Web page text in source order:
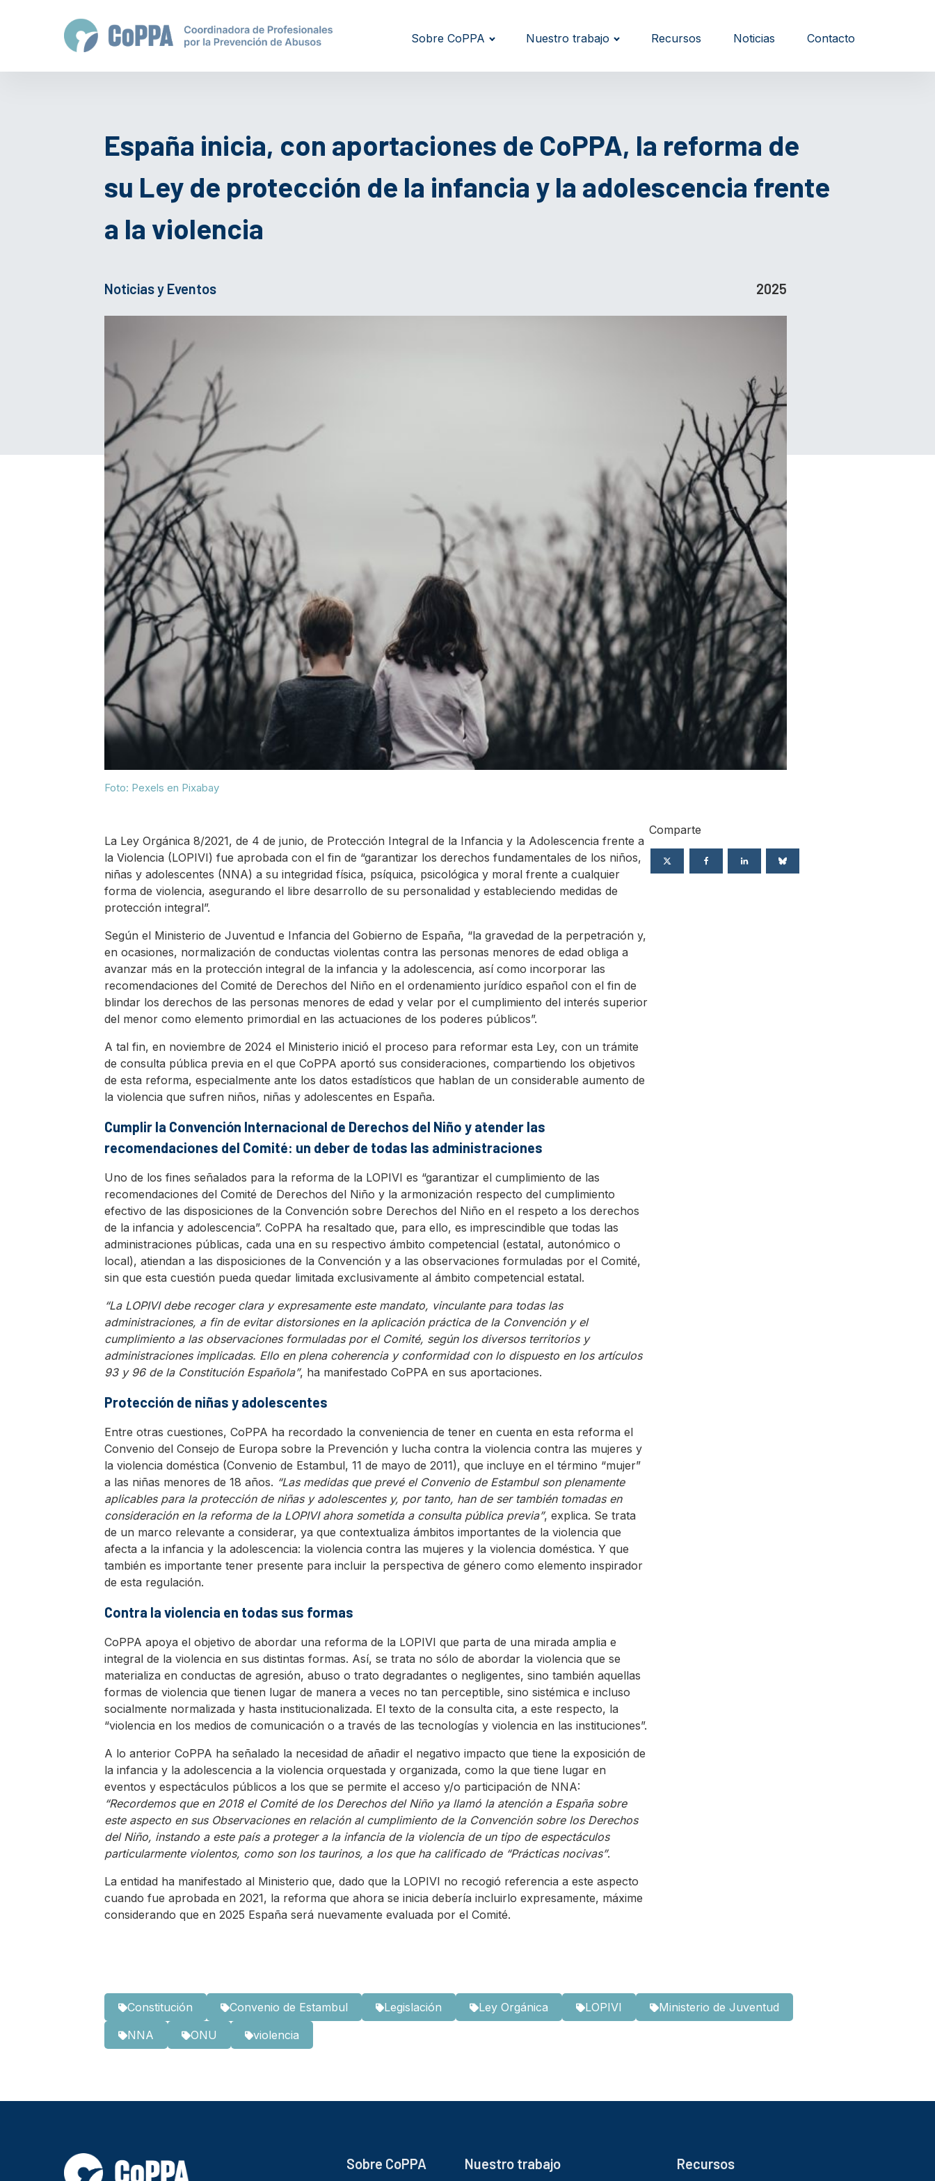
Sobre CoPPA Nuestro trabajo Recursos Noticias Contacto
España inicia, con aportaciones de CoPPA, la reforma de
su Ley de protección de la infancia y la adolescencia frente
a la violencia
Noticias y Eventos 2025
Foto: Pexels en Pixabay
La Ley Orgánica 8/2021, de 4 de junio, de Protección Integral de la Infancia y la Adolescencia frente a
la Violencia (LOPIVI) fue aprobada con el fin de “garantizar los derechos fundamentales de los niños,
niñas y adolescentes (NNA) a su integridad física, psíquica, psicológica y moral frente a cualquier
forma de violencia, asegurando el libre desarrollo de su personalidad y estableciendo medidas de
protección integral”.
Según el Ministerio de Juventud e Infancia del Gobierno de España, “la gravedad de la perpetración y,
en ocasiones, normalización de conductas violentas contra las personas menores de edad obliga a
avanzar más en la protección integral de la infancia y la adolescencia, así como incorporar las
recomendaciones del Comité de Derechos del Niño en el ordenamiento jurídico español con el fin de
blindar los derechos de las personas menores de edad y velar por el cumplimiento del interés superior
del menor como elemento primordial en las actuaciones de los poderes públicos”.
A tal fin, en noviembre de 2024 el Ministerio inició el proceso para reformar esta Ley, con un trámite
de consulta pública previa en el que CoPPA aportó sus consideraciones, compartiendo los objetivos
de esta reforma, especialmente ante los datos estadísticos que hablan de un considerable aumento de
la violencia que sufren niños, niñas y adolescentes en España.
Cumplir la Convención Internacional de Derechos del Niño y atender las
recomendaciones del Comité: un deber de todas las administraciones
Uno de los fines señalados para la reforma de la LOPIVI es “garantizar el cumplimiento de las
recomendaciones del Comité de Derechos del Niño y la armonización respecto del cumplimiento
efectivo de las disposiciones de la Convención sobre Derechos del Niño en el respeto a los derechos
de la infancia y adolescencia”. CoPPA ha resaltado que, para ello, es imprescindible que todas las
administraciones públicas, cada una en su respectivo ámbito competencial (estatal, autonómico o
local), atiendan a las disposiciones de la Convención y a las observaciones formuladas por el Comité,
sin que esta cuestión pueda quedar limitada exclusivamente al ámbito competencial estatal.
“La LOPIVI debe recoger clara y expresamente este mandato, vinculante para todas las
administraciones, a fin de evitar distorsiones en la aplicación práctica de la Convención y el
cumplimiento a las observaciones formuladas por el Comité, según los diversos territorios y
administraciones implicadas. Ello en plena coherencia y conformidad con lo dispuesto en los artículos
93 y 96 de la Constitución Española”, ha manifestado CoPPA en sus aportaciones.
Protección de niñas y adolescentes
Entre otras cuestiones, CoPPA ha recordado la conveniencia de tener en cuenta en esta reforma el
Convenio del Consejo de Europa sobre la Prevención y lucha contra la violencia contra las mujeres y
la violencia doméstica (Convenio de Estambul, 11 de mayo de 2011), que incluye en el término “mujer”
a las niñas menores de 18 años. “Las medidas que prevé el Convenio de Estambul son plenamente
aplicables para la protección de niñas y adolescentes y, por tanto, han de ser también tomadas en
consideración en la reforma de la LOPIVI ahora sometida a consulta pública previa”, explica. Se trata
de un marco relevante a considerar, ya que contextualiza ámbitos importantes de la violencia que
afecta a la infancia y la adolescencia: la violencia contra las mujeres y la violencia doméstica. Y que
también es importante tener presente para incluir la perspectiva de género como elemento inspirador
de esta regulación.
Contra la violencia en todas sus formas
CoPPA apoya el objetivo de abordar una reforma de la LOPIVI que parta de una mirada amplia e
integral de la violencia en sus distintas formas. Así, se trata no sólo de abordar la violencia que se
materializa en conductas de agresión, abuso o trato degradantes o negligentes, sino también aquellas
formas de violencia que tienen lugar de manera a veces no tan perceptible, sino sistémica e incluso
socialmente normalizada y hasta institucionalizada. El texto de la consulta cita, a este respecto, la
“violencia en los medios de comunicación o a través de las tecnologías y violencia en las instituciones”.
A lo anterior CoPPA ha señalado la necesidad de añadir el negativo impacto que tiene la exposición de
la infancia y la adolescencia a la violencia orquestada y organizada, como la que tiene lugar en
eventos y espectáculos públicos a los que se permite el acceso y/o participación de NNA:
“Recordemos que en 2018 el Comité de los Derechos del Niño ya llamó la atención a España sobre
este aspecto en sus Observaciones en relación al cumplimiento de la Convención sobre los Derechos
del Niño, instando a este país a proteger a la infancia de la violencia de un tipo de espectáculos
particularmente violentos, como son los taurinos, a los que ha calificado de “Prácticas nocivas”.
La entidad ha manifestado al Ministerio que, dado que la LOPIVI no recogió referencia a este aspecto
cuando fue aprobada en 2021, la reforma que ahora se inicia debería incluirlo expresamente, máxime
considerando que en 2025 España será nuevamente evaluada por el Comité.
Comparte
Constitución Convenio de Estambul Legislación Ley Orgánica LOPIVI
Ministerio de Juventud
NNA
ONU violencia
Sobre CoPPA Nuestro trabajo Recursos